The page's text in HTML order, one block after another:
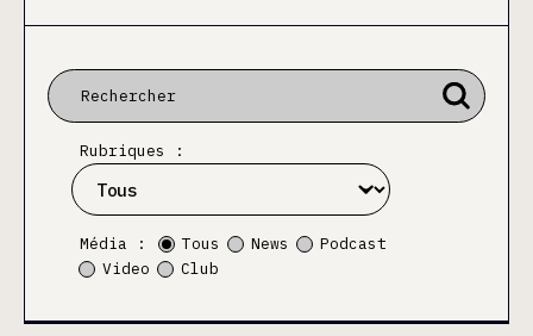
Rubriques :
Média : Tous News
Podcast
Video
Club